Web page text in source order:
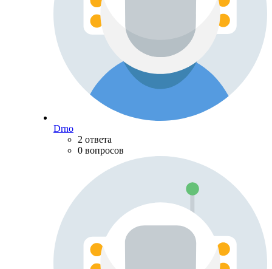
Drno
2 ответа
0 вопросов